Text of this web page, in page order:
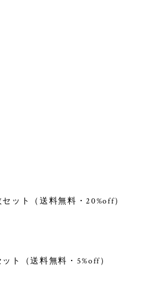
ット（送料無料・20%off）
ト（送料無料・5%off）